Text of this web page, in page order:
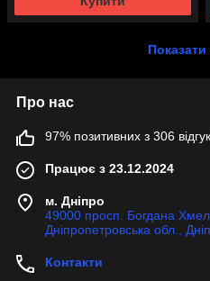
Про нас
97% позитивних з 306
Працює з 23.12.2024
м. Дніпро
49000 просп. Богдана
Дніпропетровська обл.,
Контакти